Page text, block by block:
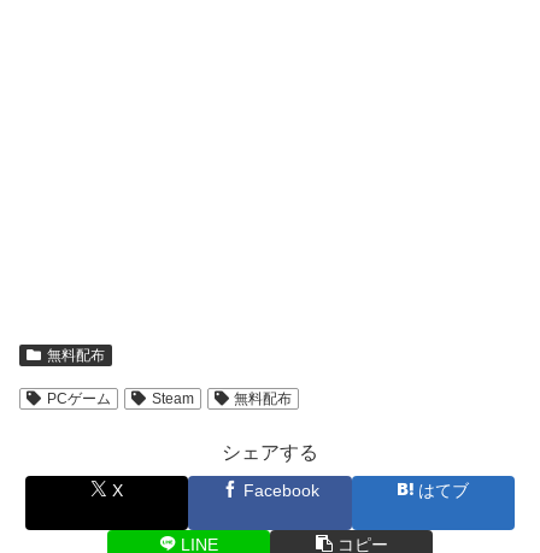
無料配布
PCゲーム Steam 無料配布
シェアする
X Facebook はてブ
LINE コピー